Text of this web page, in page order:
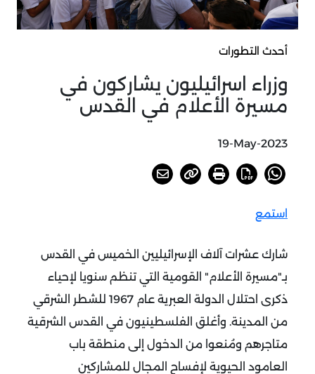
أحدث التطورات
وزراء اسرائيليون يشاركون في
مسيرة الأعلام في القدس
19-May-2023
استمع
شارك عشرات آلاف الإسرائيليين الخميس في القدس
بـ"مسيرة الأعلام" القومية التي تنظم سنويا لإحياء
ذكرى احتلال الدولة العبرية عام 1967 للشطر الشرقي
من المدينة. وأغلق الفلسطينيون في القدس الشرقية
متاجرهم ومُنعوا من الدخول إلى منطقة باب
العامود الحيوية لإفساح المجال للمشاركين